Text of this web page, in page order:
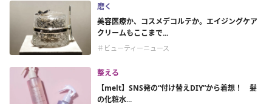
磨く
美容医療か、コスメデコルテか。エイジングケア
クリームもここまで...
＃ビューティーニュース
整える
【melt】SNS発の“付け替えDIY”から着想！ 髪
の化粧水...